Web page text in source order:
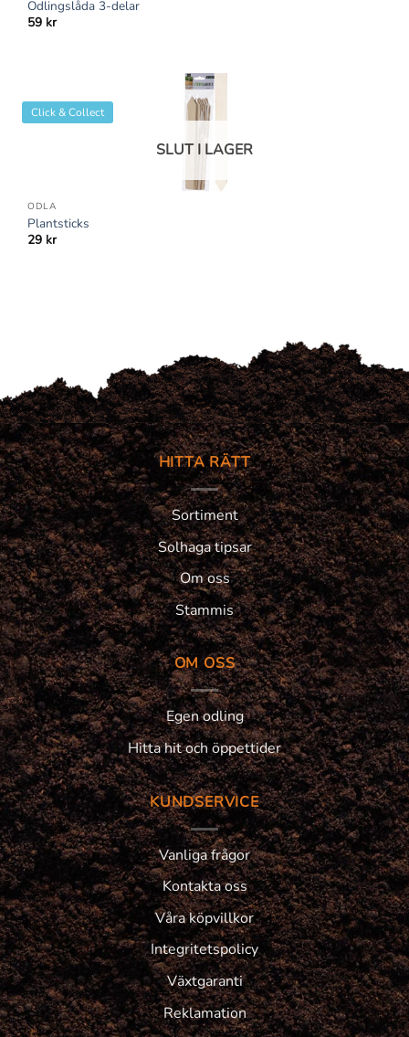
Odlingslåda 3-delar
59 kr
Click & Collect
SLUT I LAGER
ODLA
Plantsticks
29 kr
HITTA RÄTT
Sortiment
Solhaga tipsar
Om oss
Stammis
OM OSS
Egen odling
Hitta hit och öppettider
KUNDSERVICE
Vanliga frågor
Kontakta oss
Våra köpvillkor
Integritetspolicy
Växtgaranti
Reklamation